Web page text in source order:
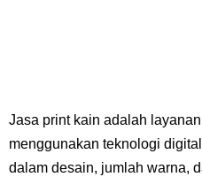
Jasa print kain adalah
menggunakan teknologi
dalam desain, jumlah warna,